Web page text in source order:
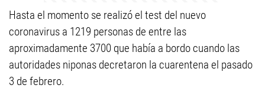
Hasta el momento se realizó el test del nuevo
coronavirus a 1219 personas de entre las
aproximadamente 3700 que había a bordo cuando las
autoridades niponas decretaron la cuarentena el pasado
3 de febrero.